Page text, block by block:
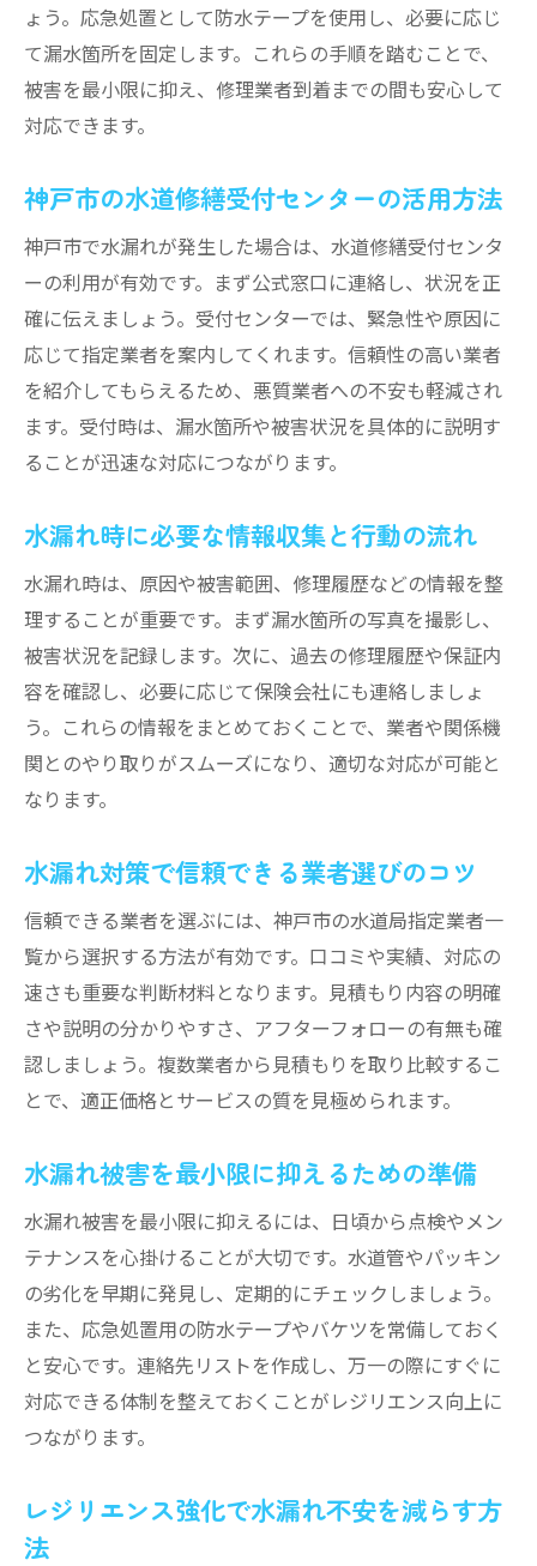
ょう。応急処置として防水テープを使用し、必要に応じ
て漏水箇所を固定します。これらの手順を踏むことで、
被害を最小限に抑え、修理業者到着までの間も安心して
対応できます。
神戸市の水道修繕受付センターの活用方法
神戸市で水漏れが発生した場合は、水道修繕受付センタ
ーの利用が有効です。まず公式窓口に連絡し、状況を正
確に伝えましょう。受付センターでは、緊急性や原因に
応じて指定業者を案内してくれます。信頼性の高い業者
を紹介してもらえるため、悪質業者への不安も軽減され
ます。受付時は、漏水箇所や被害状況を具体的に説明す
ることが迅速な対応につながります。
水漏れ時に必要な情報収集と行動の流れ
水漏れ時は、原因や被害範囲、修理履歴などの情報を整
理することが重要です。まず漏水箇所の写真を撮影し、
被害状況を記録します。次に、過去の修理履歴や保証内
容を確認し、必要に応じて保険会社にも連絡しましょ
う。これらの情報をまとめておくことで、業者や関係機
関とのやり取りがスムーズになり、適切な対応が可能と
なります。
水漏れ対策で信頼できる業者選びのコツ
信頼できる業者を選ぶには、神戸市の水道局指定業者一
覧から選択する方法が有効です。口コミや実績、対応の
速さも重要な判断材料となります。見積もり内容の明確
さや説明の分かりやすさ、アフターフォローの有無も確
認しましょう。複数業者から見積もりを取り比較するこ
とで、適正価格とサービスの質を見極められます。
水漏れ被害を最小限に抑えるための準備
水漏れ被害を最小限に抑えるには、日頃から点検やメン
テナンスを心掛けることが大切です。水道管やパッキン
の劣化を早期に発見し、定期的にチェックしましょう。
また、応急処置用の防水テープやバケツを常備しておく
と安心です。連絡先リストを作成し、万一の際にすぐに
対応できる体制を整えておくことがレジリエンス向上に
つながります。
レジリエンス強化で水漏れ不安を減らす方
法